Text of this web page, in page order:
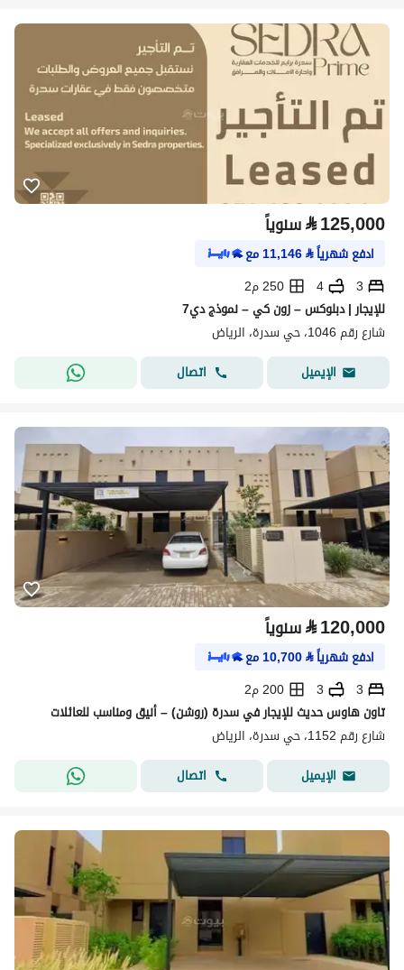
⃁125,000 سنوياً
ادفع شهرياً⃁
11,146مع
3
4
250 م2
للإيجار | دبلوكس – زون كي – نموذج دي7
شارع رقم 1046، حي سدرة، الرياض
الإيميل
اتصال
⃁120,000 سنوياً
ادفع شهرياً⃁
10,700مع
3
3
200 م2
تاون هاوس حديث للإيجار في سدرة (روشن) – أنيق ومناسب للعائلات
شارع رقم 1152، حي سدرة، الرياض
الإيميل
اتصال